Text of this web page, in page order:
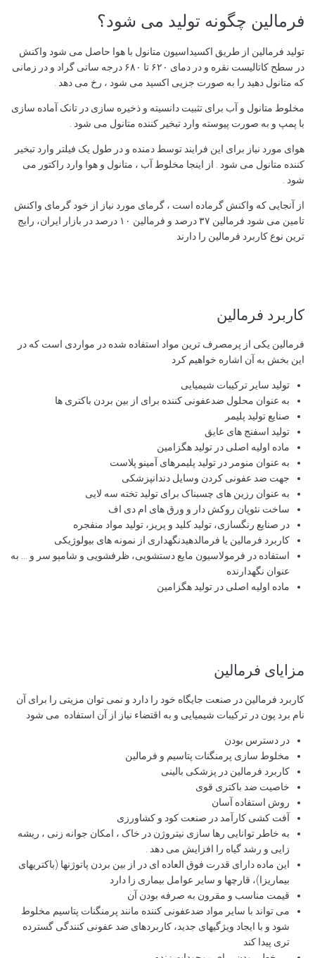
فرمالین چگونه تولید می شود؟
تولید فرمالین از طریق اکسیداسیون متانول با هوا حاصل می شود واکنش
در سطح کاتالیست نقره و در دمای ۶۲۰ تا ۶۸۰ درجه ساتی گراد و در زمانی
که متانول دهید را به صورت جزیی اکسید می شود ، رخ می دهد .
مخلوط متانول و آب برای تثبیت دانسیته و ذخیره سازی در تانک آماده سازی
با پمپ و به صورت پیوسته وارد تبخیر کننده متانول می شود .
هوای مورد نیاز برای این فرایند توسط دمنده و در طول یک فیلتر وارد تبخیر
کننده متانول می شود . از اینجا مخلوط آب ، متانول و هوا وارد راکتور می
شود .
از آنجایی که واکنش گرماده است ، گرمای مورد نیاز از خود گرمای واکنش
تامین می شود فرمالین ۳۷ درصد و فرمالین ۱۰ درصد در بازار ایران، رایج
ترین نوع کاربرد فرمالین را دارند
کاربرد فرمالین
فرمالین یکی از پرمصرف ترین مواد استفاده شده در مواردی است که در
این بخش به آن اشاره خواهیم کرد
تولید سایر ترکیبات شیمیایی
به عنوان محلول ضدعفونی کننده برای از بین بردن باکتری ها
صنایع تولید پلیمر
تولید اسفنج های عایق
ماده اولیه اصلی در تولید هگزامین
به عنوان منومر در تولید پلیمرهای آمینو پلاست
جهت ضد عفونی کردن وسایل دندانپزشکی
به عنوان رزین های چسبناک برای تولید تخته سه لایی
ساخت نئوپان روکش دار و ورق های ام دی اف
در صنایع رنگسازی، تولید کلید و پریز، تولید مواد منفجره
کاربرد فرمالین یا فرمالدهیدنگهداری از نمونه های بیولوژیکی
استفاده در فرمولاسیون مایع دستشویی، ظرفشویی و شامپو سر و … به
عنوان نگهدارنده
ماده اولیه اصلی در تولید هگزامین
مزایای فرمالین
کاربرد فرمالین در صنعت جایگاه خود را دارد و نمی توان مزیتی را برای آن
نام برد پون در ترکیبات شیمیایی و به اقتضاء نیاز از آن استفاده می شود
در دسترس بودن
مخلوط سازی پرمنگنات پتاسیم و فرمالین
کاربرد فرمالین در پزشکی بالینی
خاصیت ضد باکتری قوی
روش استفاده آسان
آفت کشی کارآمد در صنعت کود و کشاورزی
به خاطر توانایی رها ‌سازی نیتروژن در خاک ، امکان جوانه زنی ، ریشه
زایی و رشد گیاه را افزایش می دهد .
این ماده دارای قدرت فوق العاده ای در از بین بردن پاتوژنها (باکتریهای
بیماریزا)، قارچها و سایر عوامل بیماری زا دارد
قیمت مناسب و مقرون به صرفه بودن آن
می تواند با سایر مواد ضدعفونی کننده مانند پرمنگنات پتاسیم مخلوط
شود و با ایجاد ویژگیهای جدید، کاربردهای ضد عفونی کنندگی گسترده
تری پیدا کند